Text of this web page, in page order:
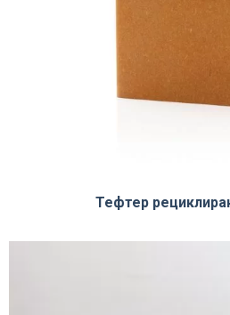
Тефтер